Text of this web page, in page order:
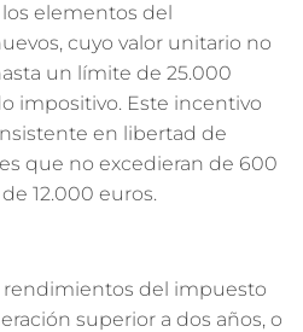
elementos del
cuyo valor unitario no
un límite de 25.000
impositivo. Este incentivo
en libertad de
que no excedieran de 600
12.000 euros.
rendimientos del impuesto
superior a dos años, o